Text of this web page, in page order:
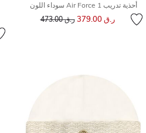
أحذية تدريب Air Force 1 سوداء اللون
ر.ق 379.00 سعر مخفض منر.ق 473.00